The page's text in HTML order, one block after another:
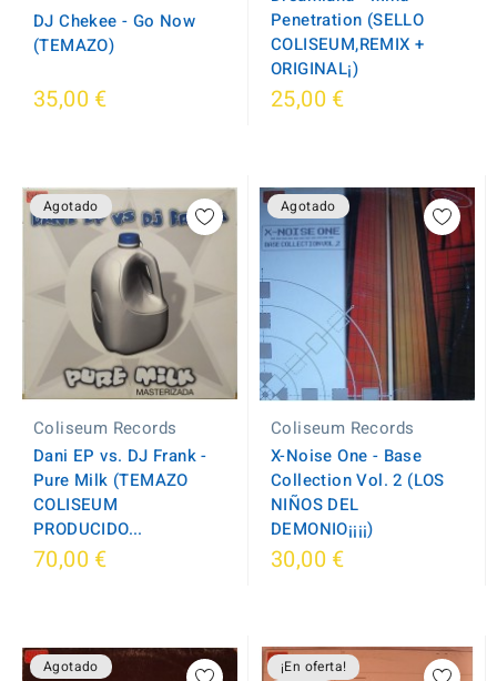
DJ Chekee - Go Now
(TEMAZO)
35,00 €
Penetration (SELLO
COLISEUM,REMIX +
ORIGINAL¡)
25,00 €
Agotado
Coliseum Records
Dani EP vs. DJ Frank -
Pure Milk (TEMAZO
COLISEUM
PRODUCIDO...
70,00 €
Agotado
Coliseum Records
X-Noise One - Base
Collection Vol. 2 (LOS
NIÑOS DEL
DEMONIO¡¡¡¡)
30,00 €
Agotado
¡En oferta!